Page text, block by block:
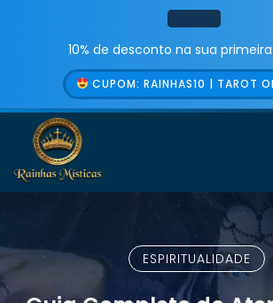
10% de desconto na sua
CUPOM: RAINHAS10 | TAROT
ESPIRITUALIDADE